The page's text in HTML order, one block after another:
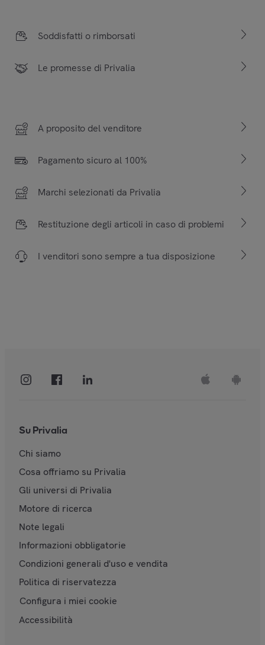
Soddisfatti o rimborsati
Le promesse di Privalia
A proposito del venditore
Pagamento sicuro al 100%
Marchi selezionati da Privalia
Restituzione degli articoli in caso di problemi
I venditori sono sempre a tua disposizione
Su Privalia
Chi siamo
Cosa offriamo su Privalia
Gli universi di Privalia
Motore di ricerca
Note legali
Informazioni obbligatorie
Condizioni generali d'uso e vendita
Politica di riservatezza
Configura i miei cookie
Accessibilità